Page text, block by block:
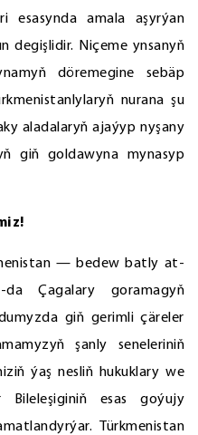
esasynda amala aşyrýan
degişlidir. Niçeme ynsanyň
döremegine sebäp
nurana şu
aladalaryň ajaýyp nyşany
giň goldawyna mynasyp
— bedew batly at-
da Çagalary goramagyň
giň gerimli çäreler
şanly seneleriniň
ýaş nesliň hukuklary we
esas goýujy
Türkmenistan